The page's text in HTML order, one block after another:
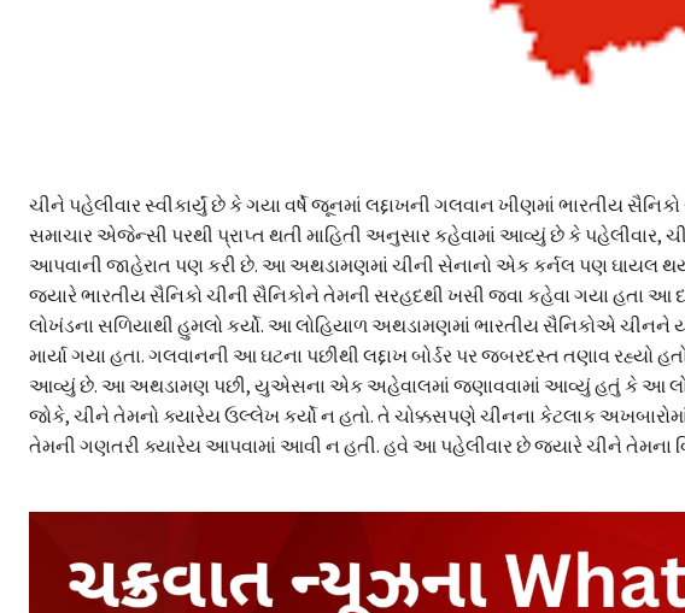
ચીને પહેલીવાર સ્વીકાર્યું છે કે ગયા વર્ષે જૂનમાં લદ્દાખની ગલવાન ખીણમાં ભારતીય
સમાચાર એજેન્સી પરથી પ્રાપ્ત થતી માહિતી અનુસાર કહેવામાં આવ્યું છે કે પહેલીવાર,
આપવાની જાહેરાત પણ કરી છે. આ અથડામણમાં ચીની સેનાનો એક કર્નલ પણ ઘાયલ
જ્યારે ભારતીય સૈનિકો ચીની સૈનિકોને તેમની સરહદથી ખસી જવા કહેવા ગયા હતા આ
લોખંડના સળિયાથી હુમલો કર્યો. આ લોહિયાળ અથડામણમાં ભારતીય સૈનિકોએ ચીનને
માર્યા ગયા હતા. ગલવાનની આ ઘટના પછીથી લદ્દાખ બોર્ડર પર જબરદસ્ત તણાવ રહ્યો
આવ્યું છે. આ અથડામણ પછી, યુએસના એક અહેવાલમાં જણાવવામાં આવ્યું હતું કે આ
જોકે, ચીને તેમનો ક્યારેય ઉલ્લેખ કર્યો ન હતો. તે ચોક્કસપણે ચીનના કેટલાક
તેમની ગણતરી ક્યારેય આપવામાં આવી ન હતી. હવે આ પહેલીવાર છે જ્યારે ચીને તેમના